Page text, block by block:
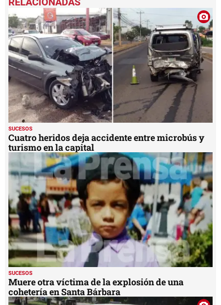
of
3
minutes,
23
seconds
SUCESOS
Cuatro heridos deja accidente entre microbús y
turismo en la capital
SUCESOS
Muere otra víctima de la explosión de una
cohetería en Santa Bárbara